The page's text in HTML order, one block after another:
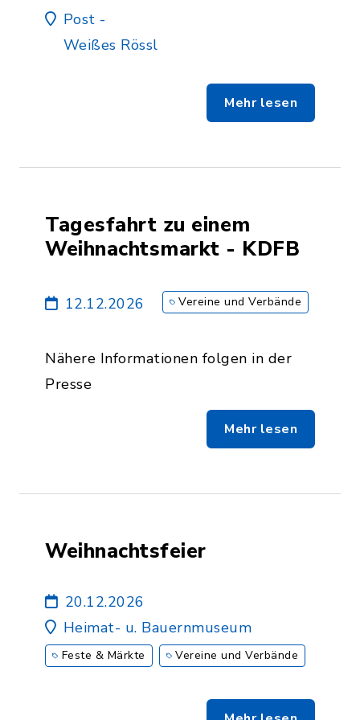
Post -
Weißes Rössl
Mehr lesen
Tagesfahrt zu einem
Weihnachtsmarkt - KDFB
12.12.2026 Vereine und Verbände
Nähere Informationen folgen in der
Presse
Mehr lesen
Weihnachtsfeier
20.12.2026
Heimat- u. Bauernmuseum
Feste & Märkte Vereine und Verbände